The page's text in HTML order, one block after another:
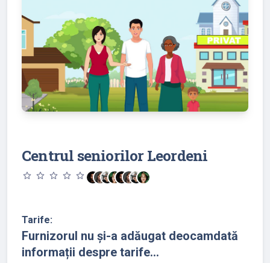
Centrul seniorilor Leordeni
star_outline star_outline star_outline star_outline star_outline
Tarife:
Furnizorul nu și-a adăugat deocamdată
informații despre tarife...